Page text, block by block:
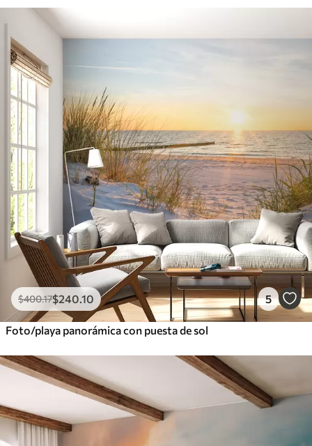
$400.17$240.10 5
Foto/playa panorámica con puesta de sol